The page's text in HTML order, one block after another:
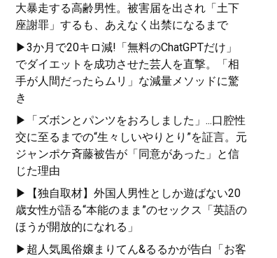
大暴走する高齢男性。被害届を出され「土下
座謝罪」するも、あえなく出禁になるまで
▶3か月で20キロ減!「無料のChatGPTだけ」
でダイエットを成功させた芸人を直撃。「相
手が人間だったらムリ」な減量メソッドに驚
き
▶「ズボンとパンツをおろしました」...口腔性
交に至るまでの“生々しいやりとり”を証言。元
ジャンポケ斉藤被告が「同意があった」と信
じた理由
▶【独自取材】外国人男性としか遊ばない20
歳女性が語る“本能のまま”のセックス「英語の
ほうが開放的になれる」
▶超人気風俗嬢まりてん&るるかが告白「お客